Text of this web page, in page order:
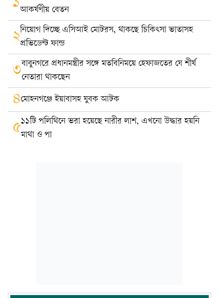
১আকর্ষণীয় বেতন
২নিয়োগ দিচ্ছে এসিআই মোটরস, থাকছে চিকিৎসা ভাতাসহ
প্রভিডেন্ট ফান্ড
৩বাবুনগরে প্রধানমন্ত্রীর সঙ্গে মতবিনিময়ে হেফাজতের যে শীর্ষ
নেতারা থাকছেন
৪মোহনগঞ্জে ইয়াবাসহ যুবক আটক
৫১১টি পলিথিনে ভরা হয়েছে নারীর লাশ, এখনো উদ্ধার হয়নি
মাথা ও পা